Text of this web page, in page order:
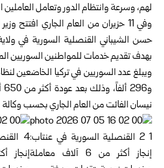
لهم، وسرعة وانتظام الدور وتعامل العاملين
وفي 11 حزيران من العام الجاري افتتح
حسن الشيباني القنصلية السورية في
بهدف تقديم خدمات للمواطنين السوريين
ويبلغ عدد السوريين في تركيا الخاضعين
نيسان الفائت من العام الجاري بحسب وكالة